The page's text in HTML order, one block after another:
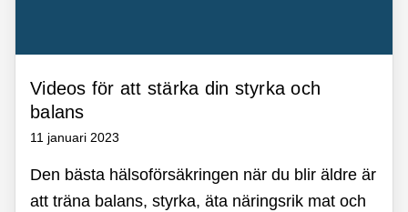
Videos för att stärka din styrka och
balans
11 januari 2023
Den bästa hälsoförsäkringen när du blir äldre är
att träna balans, styrka, äta näringsrik mat och